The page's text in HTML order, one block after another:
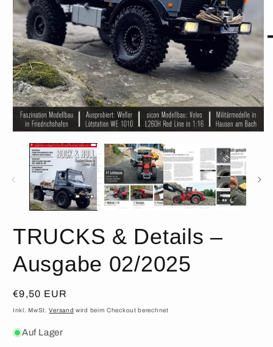
Modal
öffnen
TRUCKS & Details –
Ausgabe 02/2025
Normaler
Preis
€9,50 EUR
Inkl. MwSt.Versand wird beim Checkout berechnet
Auf Lager